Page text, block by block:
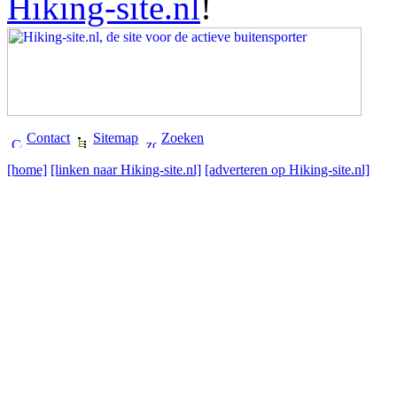
Contact Sitemap Zoeken
[home] [linken naar Hiking-site.nl] [adverteren op Hiking-site.nl]